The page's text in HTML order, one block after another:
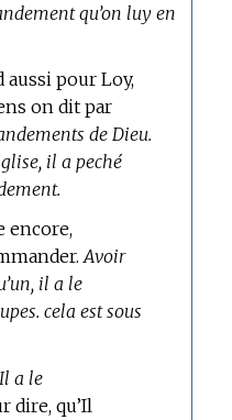
qu’on luy en
aussi pour Loy,
on dit par
de Dieu.
il a peché
encore,
Avoir
il a le
cela est sous
Il a le
dire, qu’Il